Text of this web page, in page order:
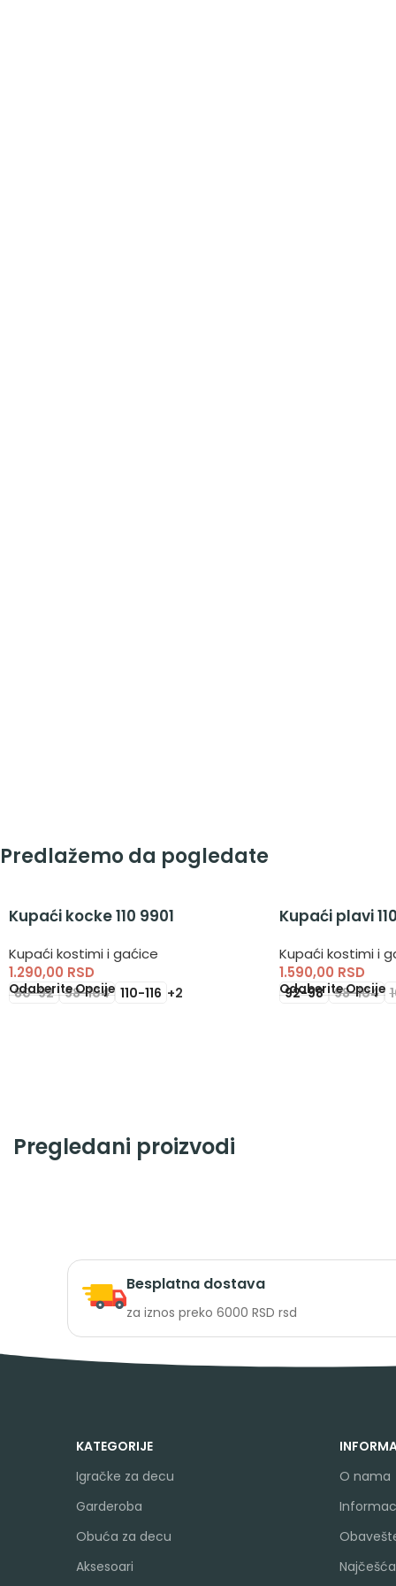
Predlažemo da pogledate
Kupaći kocke 110 9901
Kupaći kostimi i gaćice
1.290,00 RSD
Odaberite Opcije
80-92 98-104 110-116 +2
Kupaći plavi
Kupaći kostimi i
1.590,00 RSD
Odaberite Opcije
92-98 98-104
Pregledani proizvodi
Besplatna dostava
za iznos preko 6000 RSD rsd
KATEGORIJE
Igračke za decu
Garderoba
Obuća za decu
Aksesoari
O nama